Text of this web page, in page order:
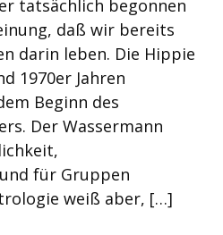
tatsächlich begonnen
daß wir bereits
darin leben. Die Hippie
1970er Jahren
Beginn des
Der Wassermann
für Gruppen
weiß aber, […]